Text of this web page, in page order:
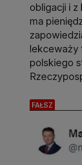
obligacji i
ma
lekceważy
polskiego
FAŁSZ